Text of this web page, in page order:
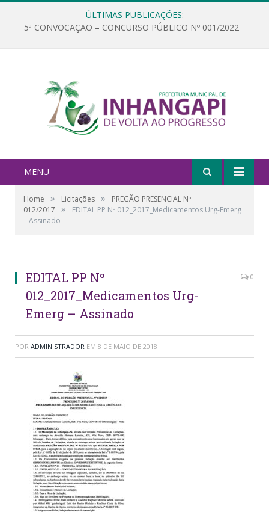
ÚLTIMAS PUBLICAÇÕES:
5ª CONVOCAÇÃO – CONCURSO PÚBLICO Nº 001/2022
MENU
Home » Licitações »
PREGÃO PRESENCIAL Nº
012/2017
»
EDITAL PP Nº 012_2017_Medicamentos Urg-Emerg
– Assinado
EDITAL PP Nº
012_2017_Medicamentos Urg-
Emerg – Assinado
0
POR ADMINISTRADOR EM 8 DE MAIO DE 2018